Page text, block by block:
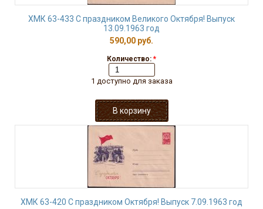
ХМК 63-433 С праздником Великого Октября! Выпуск
13.09.1963 год
590,00 руб.
Количество: *
1 доступно для заказа
ХМК 63-420 С праздником Октября! Выпуск 7.09.1963 год